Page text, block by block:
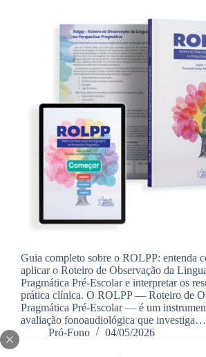
Guia completo sobre o ROLPP: entenda
aplicar o Roteiro de Observação da
Pragmática Pré-Escolar e interpretar os
prática clínica. O ROLPP — Roteiro de
Pragmática Pré-Escolar — é um
avaliação fonoaudiológica que investiga…
Pró-Fono
04/05/2026